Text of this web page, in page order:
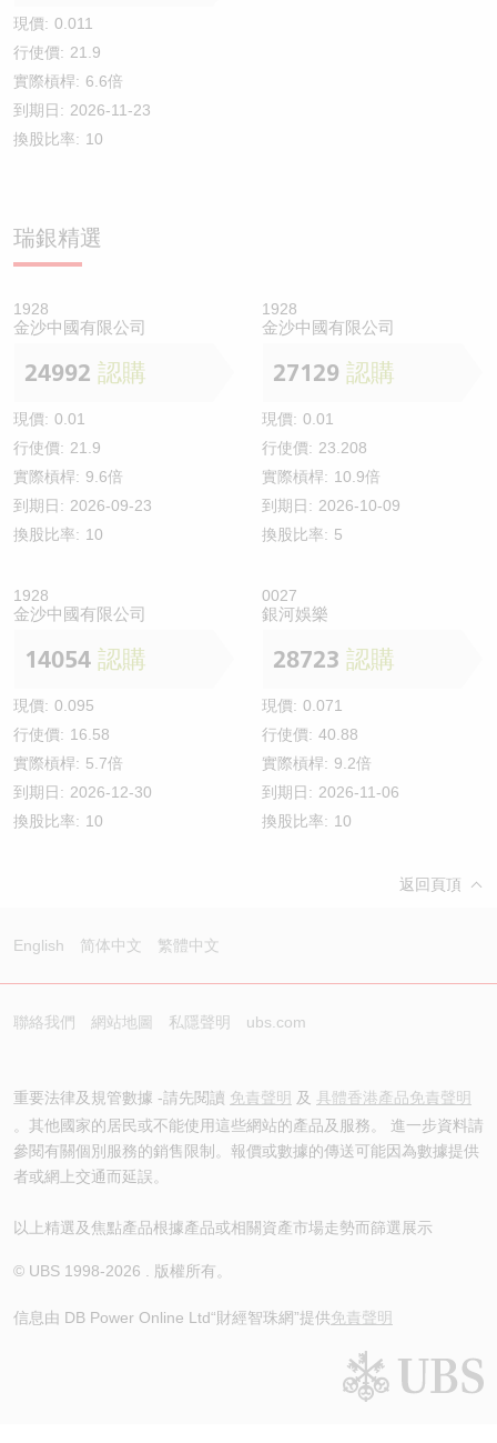
現價: 0.011
行使價: 21.9
實際槓桿: 6.6倍
到期日: 2026-11-23
換股比率: 10
瑞銀精選
1928
金沙中國有限公司
24992 認購
現價: 0.01
行使價: 21.9
實際槓桿: 9.6倍
到期日: 2026-09-23
換股比率: 10
1928
金沙中國有限公司
27129 認購
現價: 0.01
行使價: 23.208
實際槓桿: 10.9倍
到期日: 2026-10-09
換股比率: 5
1928
金沙中國有限公司
14054 認購
現價: 0.095
行使價: 16.58
實際槓桿: 5.7倍
到期日: 2026-12-30
換股比率: 10
0027
銀河娛樂
28723 認購
現價: 0.071
行使價: 40.88
實際槓桿: 9.2倍
到期日: 2026-11-06
換股比率: 10
返回頁頂
English 简体中文 繁體中文
聯絡我們 網站地圖 私隱聲明 ubs.com
重要法律及規管數據 -請先閱讀 免責聲明 及 具體香港產品免責聲明
。其他國家的居民或不能使用這些網站的產品及服務。 進一步資料請
參閱有關個別服務的銷售限制。報價或數據的傳送可能因為數據提供
者或網上交通而延誤。
以上精選及焦點產品根據產品或相關資產市場走勢而篩選展示
© UBS 1998-2026 . 版權所有。
信息由 DB Power Online Ltd“財經智珠網”提供免責聲明